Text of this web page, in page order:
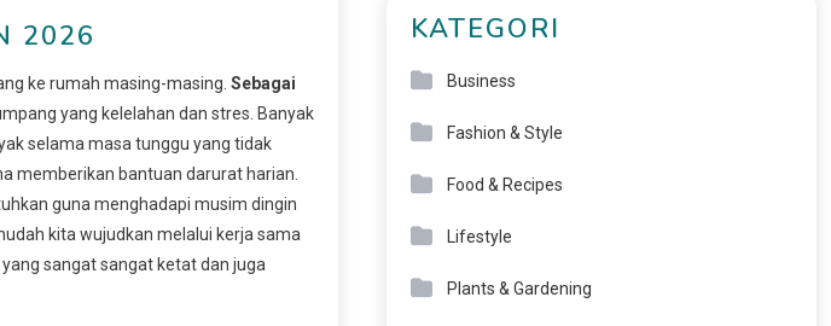
2026
ke rumah masing-masing. Sebagai
yang kelelahan dan stres. Banyak
selama masa tunggu yang tidak
memberikan bantuan darurat harian.
guna menghadapi musim dingin
kita wujudkan melalui kerja sama
sangat sangat ketat dan juga
KATEGORI
Business
Fashion & Style
Food & Recipes
Lifestyle
Plants & Gardening